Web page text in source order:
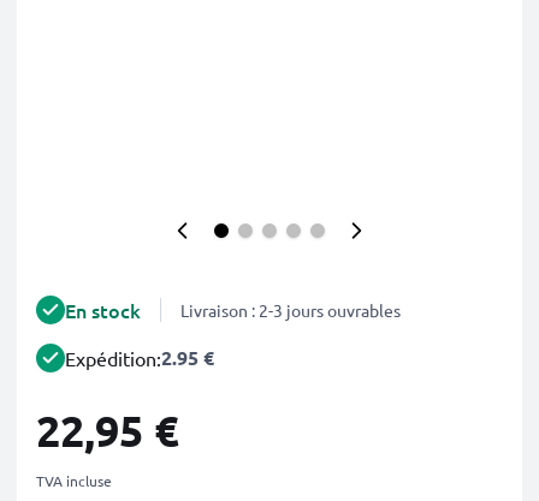
En stock Livraison : 2-3 jours ouvrables
Expédition:2.95 €
22,95 €
TVA incluse